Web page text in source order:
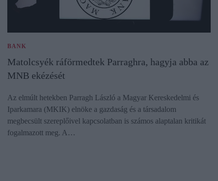
BANK
Matolcsyék ráförmedtek Parraghra, hagyja abba az
MNB ekézését
Az elmúlt hetekben Parragh László a Magyar Kereskedelmi és
Iparkamara (MKIK) elnöke a gazdaság és a társadalom
megbecsült szereplőivel kapcsolatban is számos alaptalan kritikát
fogalmazott meg. A…